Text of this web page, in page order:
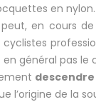
en nylon.
en cours
cyclistes
en général pas le
l’origine de la